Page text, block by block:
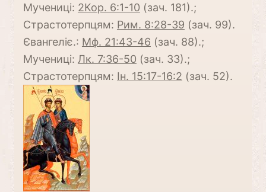
Мучениці: 2Кор. 6:1-10 (зач. 181).;
Страстотерпцям: Рим. 8:28-39 (зач. 99).
Євангеліє.: Мф. 21:43-46 (зач. 88).;
Мучениці: Лк. 7:36-50 (зач. 33).;
Страстотерпцям: Ін. 15:17-16:2 (зач. 52).